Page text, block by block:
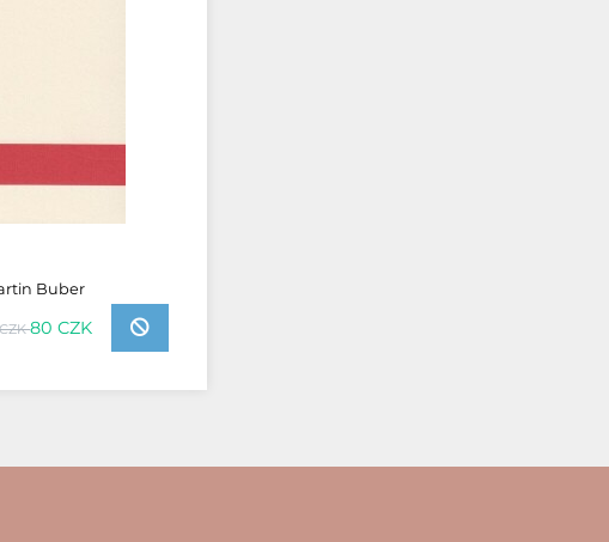
Buber
80 CZK